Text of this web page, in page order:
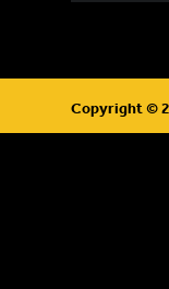
Copyright ©